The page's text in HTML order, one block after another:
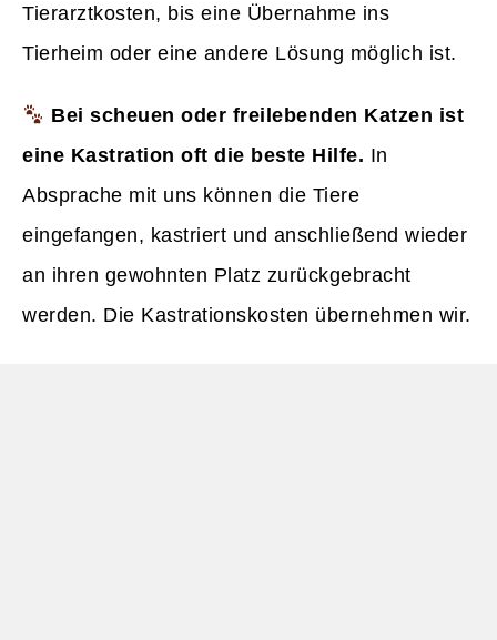
Tierarztkosten, bis eine Übernahme ins
Tierheim oder eine andere Lösung möglich ist.
Bei scheuen oder freilebenden Katzen ist
eine Kastration oft die beste Hilfe. In
Absprache mit uns können die Tiere
eingefangen, kastriert und anschließend wieder
an ihren gewohnten Platz zurückgebracht
werden. Die Kastrationskosten übernehmen wir.